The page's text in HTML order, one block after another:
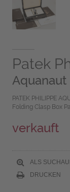
Patek
Aquanaut
PATEK PHILIPPE
Folding Clasp Box
verkauft
ALS
DRUCKEN